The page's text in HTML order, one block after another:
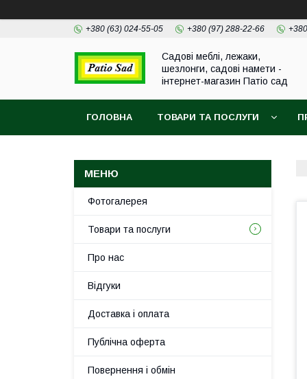
+380 (63) 024-55-05 +380 (97) 288-22-66
Садові меблі, лежаки,
шезлонги, садові намети -
інтернет-магазин Патіо сад
ГОЛОВНА ТОВАРИ ТА ПОСЛУГИ
Фотогалерея
Товари та послуги
Про нас
Відгуки
Доставка і оплата
Публічна оферта
Повернення і обмін